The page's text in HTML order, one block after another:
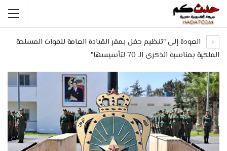
العودة إلى "تنظيم حفل بمقر القيادة العامة للقوات المسلحة
الملكية بمناسبة الذكرى الـ 70 لتأسيسها"